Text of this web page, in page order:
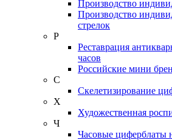
Производство
Производство
стрелок
Р
Реставрация
часов
Российские мини
С
Скелетизирование
Х
Художественная
Ч
Часовые циферблаты